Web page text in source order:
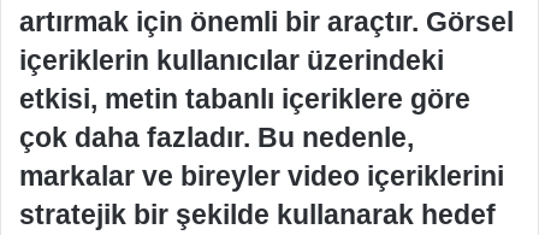
artırmak için önemli bir araçtır. Görsel
içeriklerin kullanıcılar üzerindeki
etkisi, metin tabanlı içeriklere göre
çok daha fazladır. Bu nedenle,
markalar ve bireyler video içeriklerini
stratejik bir şekilde kullanarak hedef